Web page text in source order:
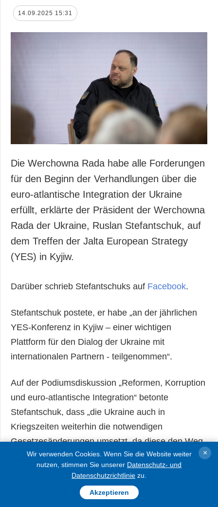
14.09.2025 15:31
Die Werchowna Rada habe alle Forderungen
für den Beginn der Verhandlungen über die
euro-atlantische Integration der Ukraine
erfüllt, erklärte der Präsident der Werchowna
Rada der Ukraine, Ruslan Stefantschuk, auf
dem Treffen der Jalta European Strategy
(YES) in Kyjiw.
Darüber schrieb Stefantschuks auf Facebook.
Stefantschuk postete, er habe „an der jährlichen
YES-Konferenz in Kyjiw – einer wichtigen
Plattform für den Dialog der Ukraine mit
internationalen Partnern - teilgenommen“.
Auf der Podiumsdiskussion „Reformen, Korruption
und euro-atlantische Integration“ betonte
Stefantschuk, dass „die Ukraine auch in
Kriegszeiten weiterhin die notwendigen
Gesetzesänderungen umsetzt, da diese den Weg
zur EU und zur Nato öffnen“.
Forderungen für den Beginn der Verhandlungen
Wir verwenden Cookies. Wenn Sie die Website weiter
nutzen, stimmen Sie unserer Datenschutz- und
Datenschutzrichtlinie zu.
Akzeptieren
×